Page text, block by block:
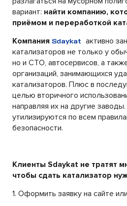
вариант: найти компанию,
приёмом и переработкой
Компания Sdaykat активно
катализаторов не только у
но и СТО, автосервисов, а
организаций, занимающихся
катализаторов. Плюс в
целью вторичного
направляя их на другие
утилизируются по всем
безопасности.
Клиенты Sdaykat не тратят
чтобы сдать катализатор
1. Оформить заявку на сайте